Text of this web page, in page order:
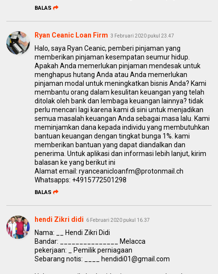
BALAS
Ryan Ceanic Loan Firm 3 Februari 2020 pukul 23.47
Halo, saya Ryan Ceanic, pemberi pinjaman yang
memberikan pinjaman kesempatan seumur hidup.
Apakah Anda memerlukan pinjaman mendesak untuk
menghapus hutang Anda atau Anda memerlukan
pinjaman modal untuk meningkatkan bisnis Anda? Kami
membantu orang dalam kesulitan keuangan yang telah
ditolak oleh bank dan lembaga keuangan lainnya? tidak
perlu mencari lagi karena kami di sini untuk menjadikan
semua masalah keuangan Anda sebagai masa lalu. Kami
meminjamkan dana kepada individu yang membutuhkan
bantuan keuangan dengan tingkat bunga 1%. kami
memberikan bantuan yang dapat diandalkan dan
penerima. Untuk aplikasi dan informasi lebih lanjut, kirim
balasan ke yang berikut ini
Alamat email: ryanceanicloanfm@protonmail.ch
Whatsapps: +4915772501298
BALAS
hendi Zikri didi 6 Februari 2020 pukul 16.37
Nama: __ Hendi Zikri Didi
Bandar: _______________ Melacca
pekerjaan: _ Pemilik perniagaan
Sebarang notis: ____ hendidi01@gmail.com